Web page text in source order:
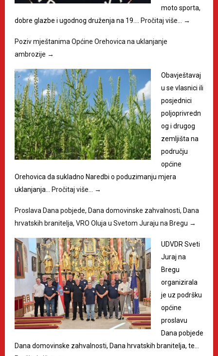
moto sporta,
dobre glazbe i ugodnog druženja na 19.… Pročitaj više… →
Poziv mještanima Općine Orehovica na uklanjanje
ambrozije →
Obavještavaj
u se vlasnici ili
posjednici
poljoprivredn
og i drugog
zemljišta na
području
općine
Orehovica da sukladno Naredbi o poduzimanju mjera
uklanjanja… Pročitaj više… →
Proslava Dana pobjede, Dana domovinske zahvalnosti, Dana
hrvatskih branitelja, VRO Oluja u Svetom Juraju na Bregu →
UDVDR Sveti
Juraj na
Bregu
organizirala
je uz podršku
općine
proslavu
Dana pobjede
Dana domovinske zahvalnosti, Dana hrvatskih branitelja, te…